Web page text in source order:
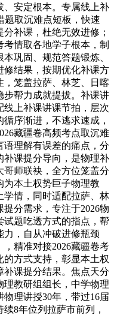
、安定根本。专属线上补
题取沉难点短板，快速
补课，杜绝无效进修；
情取各地学子根本，制
巩固、规范答题锻炼、
修结果，按期优化补课方
笼盖拉萨、林芝、日喀
步帮力成就提拔。补课讲
上补课讲课节拍，层次
序渐进，不逃求速成，
藏疆卷高频考点取沉难
语理解有误差的痛点，分
补课提分导向，是物理补
师联袂，全方位笼盖分
本土权势巨子物理教
学情，同时适配拉萨、林
分需求，专注于2026物
试题吃透方式的指点，帮
力，自从冲破进修瓶颈
，精准对接2026藏疆卷考
方式支持，彰显本土权
课提分结果。焦点天分
教研组组长，中学物理
理讲授30年，带过16届
8年位列拉萨市前列，